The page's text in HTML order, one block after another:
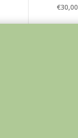
€30,00